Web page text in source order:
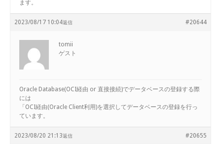
ます。
2023/08/17 10:04 #20644
返信
tomii
ゲスト
Oracle Database(OCI経由 or 直接接続)でデータベースの登録する際
には
「OCI経由(Oracle Client利用)を選択してデータベースの登録を行っ
ています。
2023/08/20 21:13 #20655
返信